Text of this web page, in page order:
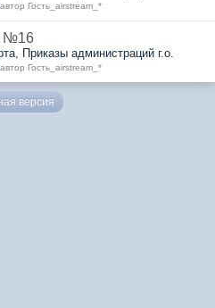
автор Гость_airstream_*
№16
Приказы администраций г.о.
автор Гость_airstream_*
версия